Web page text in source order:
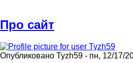
Про сайт
Опубликовано Tyzh59 - пн, 12/17/